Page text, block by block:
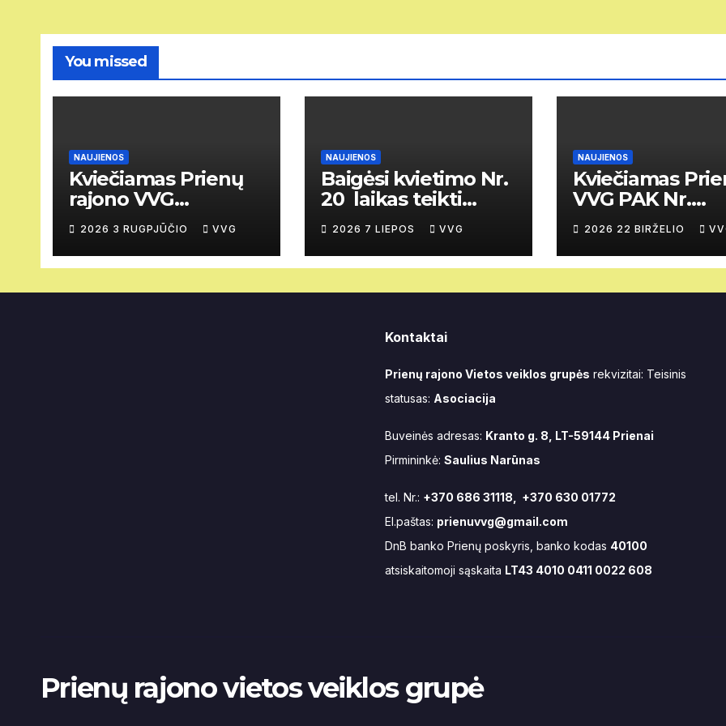
You missed
NAUJIENOS
Kviečiamas Prienų
rajono VVG
visuotinis narių
susirinkimas
2026 3 RUGPJŪČIO VVG
NAUJIENOS
Baigėsi kvietimo Nr.
20 laikas teikti
paprastus kaimo
vietovių vietos
projektus
2026 7 LIEPOS VVG
NAUJIENOS
Kviečiamas
VVG PAK Nr.
posėdis
2026 22 BIRŽELIO
Kontaktai
Prienų rajono Vietos veiklos grupės rekvizitai: Teisinis
statusas: Asociacija
Buveinės adresas: Kranto g. 8, LT-59144 Prienai
Pirmininkė: Saulius Narūnas
tel. Nr.: +370 686 31118, +370 630 01772
El.paštas: prienuvvg@gmail.com
DnB banko Prienų poskyris, banko kodas 40100
atsiskaitomoji sąskaita LT43 4010 0411 0022 608
Prienų rajono vietos veiklos grupė